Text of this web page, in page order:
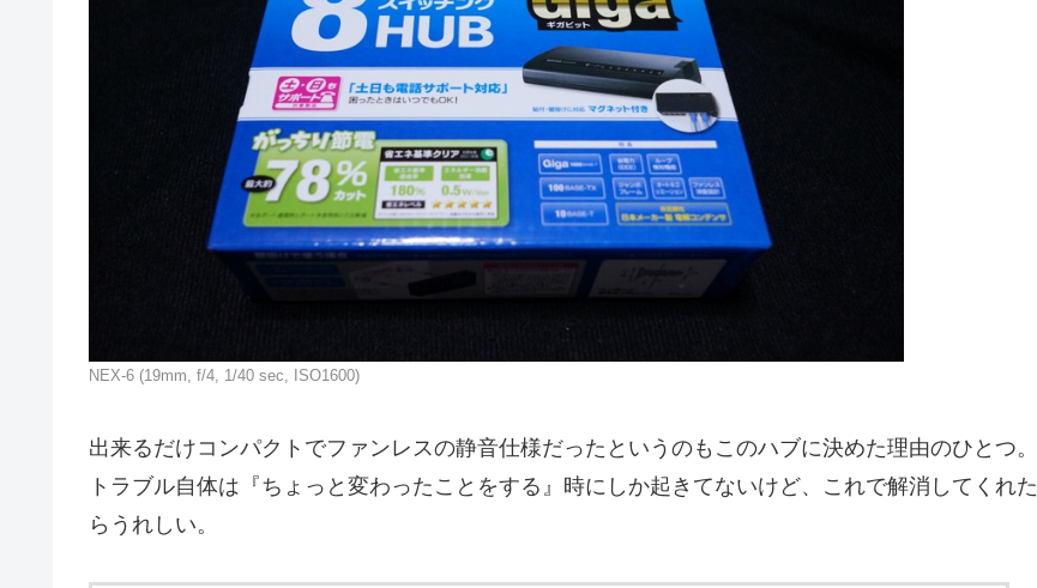
NEX-6 (19mm, f/4, 1/40 sec, ISO1600)
出来るだけコンパクトでファンレスの静音仕様だったというのもこのハブに決めた理由のひとつ。
トラブル自体は『ちょっと変わったことをする』時にしか起きてないけど、これで解消してくれた
らうれしい。